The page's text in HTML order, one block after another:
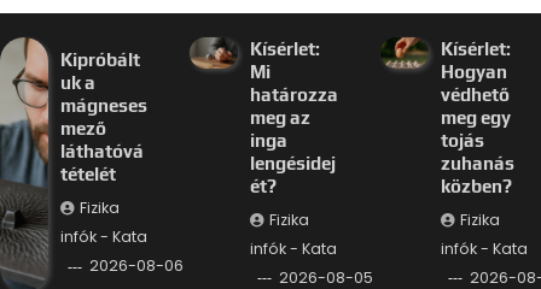
Kipróbált
uk a
mágneses
mező
láthatóvá
tételét
Fizika
infók - Kata
2026-08-06
Kísérlet:
Mi
határozza
meg az
inga
lengésidej
ét?
Fizika
infók - Kata
2026-08-05
Kísérlet:
Hogyan
védhető
meg egy
tojás
zuhanás
közben?
Fizika
infók - Kata
2026-